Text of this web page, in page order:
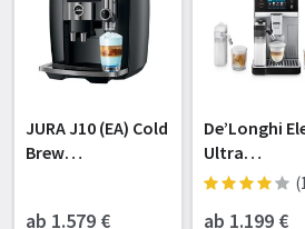
JURA J10 (EA) Cold
Brew
ab 1.579 €
De’Longhi
Ultra
ab 1.199 €